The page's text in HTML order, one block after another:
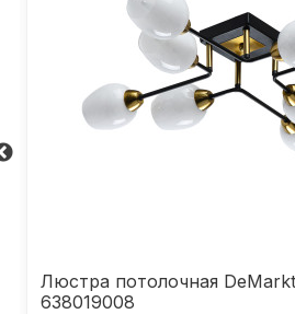
Люстра потолочная
638019008